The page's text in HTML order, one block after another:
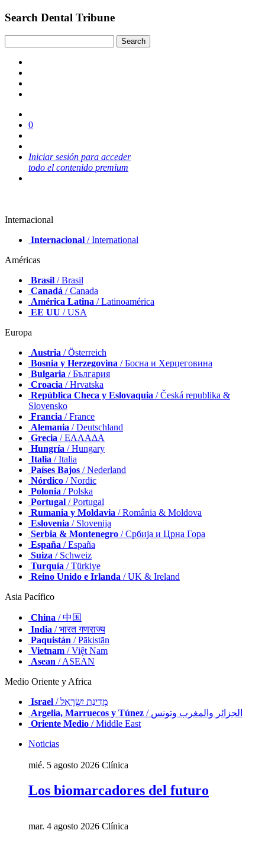
Search Dental Tribune
0
Iniciar sesión para acceder
todo el contenido premium
Internacional
Internacional / International
Américas
Brasil / Brasil
Canadá / Canada
América Latina / Latinoamérica
EE UU / USA
Europa
Austria / Österreich
Bosnia y Herzegovina / Босна и Херцеговина
Bulgaria / България
Croacia / Hrvatska
República Checa y Eslovaquia / Česká republika &
Slovensko
Francia / France
Alemania / Deutschland
Grecia / ΕΛΛΑΔΑ
Hungría / Hungary
Italia / Italia
Países Bajos / Nederland
Nórdico / Nordic
Polonia / Polska
Portugal / Portugal
Rumania y Moldavia / România & Moldova
Eslovenia / Slovenija
Serbia & Montenegro / Србија и Црна Гора
España / España
Suiza / Schweiz
Turquía / Türkiye
Reino Unido e Irlanda / UK & Ireland
Asia Pacífico
China / 中国
India / भारत गणराज्य
Paquistán / Pākistān
Vietnam / Việt Nam
Asean / ASEAN
Medio Oriente y Africa
Israel
/ מְדִינַת יִשְׂרָאֵל
Argelia, Marruecos y Túnez
/ الجزائر والمغرب وتونس
Oriente Medio / Middle East
Noticias
mié. 5 agosto 2026 Clínica
Los biomarcadores del futuro
mar. 4 agosto 2026 Clínica